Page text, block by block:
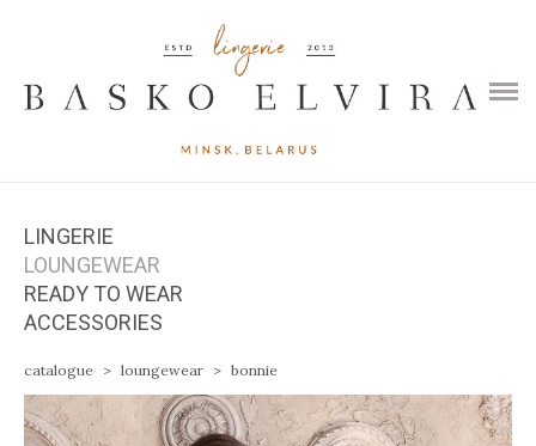
CATALOGUE
LINGERIE
LOUNGEWEAR
READY TO WEAR
ACCESSORIES
catalogue > loungewear > bonnie